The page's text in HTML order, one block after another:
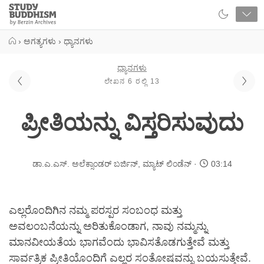
Close
Study
Buddhism
› ಅಗತ್ಯಗಳು › ಧ್ಯಾನಗಳು
ಧ್ಯಾನಗಳು
ಲೇಖನ 6 ರಲ್ಲಿ 13
ಪ್ರೀತಿಯನ್ನು ವಿಸ್ತರಿಸುವುದು
ಡಾ.ಎ.ಎಸ್. ಅಲೆಕ್ಸಾಂಡರ್ ಬರ್ಜಿನ್, ಮ್ಯಾಟ್ ಲಿಂಡೆನ್ 03:14
ಎಲ್ಲರೊಂದಿಗಿನ ನಮ್ಮ ಪರಸ್ಪರ ಸಂಬಂಧ ಮತ್ತು
ಅವಲಂಬನೆಯನ್ನು ಅರಿತುಕೊಂಡಾಗ, ನಾವು ನಮ್ಮನ್ನು
ಮಾನವೀಯತೆಯ ಭಾಗವೆಂದು ಭಾವಿಸತೊಡಗುತ್ತೇವೆ ಮತ್ತು
ಸಾರ್ವತ್ರಿಕ ಪ್ರೀತಿಯೊಂದಿಗೆ ಎಲ್ಲರ ಸಂತೋಷವನ್ನು ಬಯಸುತ್ತೇವೆ.